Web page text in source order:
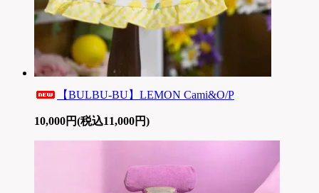
【BULBU-BU】LEMON Cami&O/P
10,000円(税込11,000円)